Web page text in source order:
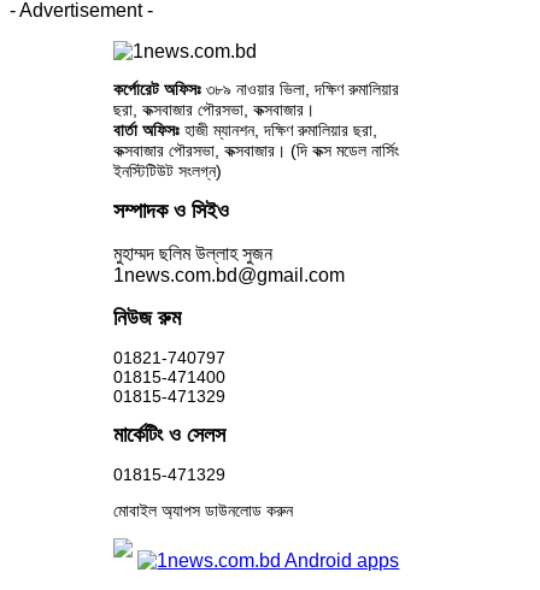
- Advertisement -
কর্পোরেট অফিসঃ ৩৮৯ নাওয়ার ভিলা, দক্ষিণ রুমালিয়ার
ছরা, কক্সবাজার পৌরসভা, কক্সবাজার।
বার্তা অফিসঃহাজী ম্যানশন, দক্ষিণ রুমালিয়ার ছরা,
কক্সবাজার পৌরসভা, কক্সবাজার। (দি কক্স মডেল নার্সিং
ইনস্টিটিউট সংলগ্ন)
সম্পাদক ও সিইও
মুহাম্মদ ছলিম উল্লাহ সুজন
1news.com.bd@gmail.com
নিউজ রুম
01821-740797
01815-471400
01815-471329
মার্কেটিং ও সেলস
01815-471329
মোবাইল অ্যাপস ডাউনলোড করুন